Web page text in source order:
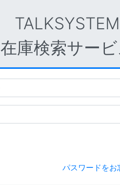
TALKSYSTEM
在庫検索サービ
パスワードをお